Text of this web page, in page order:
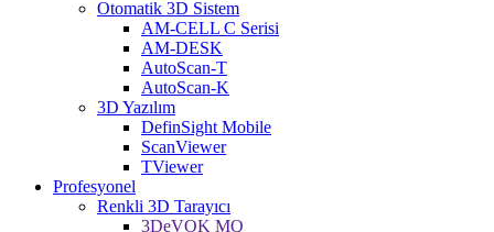
Otomatik 3D Sistem
AM-CELL C Serisi
AM-DESK
AutoScan-T
AutoScan-K
3D Yazılım
DefinSight Mobile
ScanViewer
TViewer
Profesyonel
Renkli 3D Tarayıcı
3DeVOK MQ